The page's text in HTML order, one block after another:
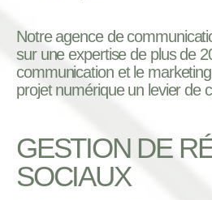
Notre agence de
sur une expertise de plus de
communication et le
projet numérique un levier de
GESTION DE
SOCIAUX